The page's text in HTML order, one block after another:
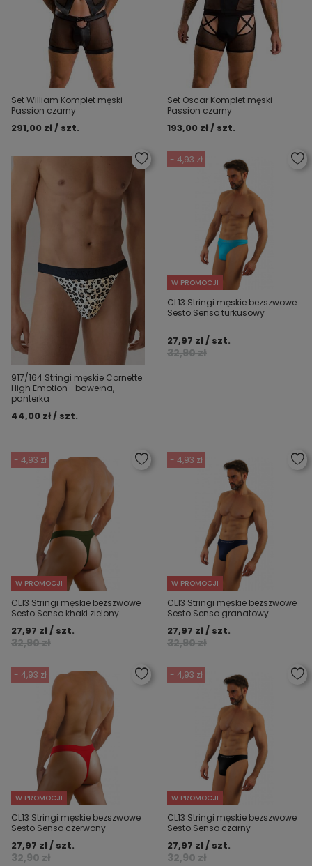
Set William Komplet męski
Passion czarny
291,00 zł / szt.
Set Oscar Komplet męski
Passion czarny
193,00 zł / szt.
917/164 Stringi męskie Cornette
High Emotion– bawełna,
panterka
44,00 zł / szt.
- 4,93 zł
W PROMOCJI
CL13 Stringi męskie bezszwowe
Sesto Senso turkusowy
32,90 zł
27,97 zł / szt.
- 4,93 zł
W PROMOCJI
CL13 Stringi męskie bezszwowe
Sesto Senso khaki zielony
32,90 zł
27,97 zł / szt.
- 4,93 zł
W PROMOCJI
CL13 Stringi męskie bezszwowe
Sesto Senso granatowy
32,90 zł
27,97 zł / szt.
- 4,93 zł
W PROMOCJI
CL13 Stringi męskie bezszwowe
Sesto Senso czerwony
32,90 zł
27,97 zł / szt.
- 4,93 zł
W PROMOCJI
CL13 Stringi męskie bezszwowe
Sesto Senso czarny
32,90 zł
27,97 zł / szt.